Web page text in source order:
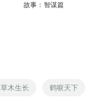
故事：智谋篇
草木生长 鹤唳天下